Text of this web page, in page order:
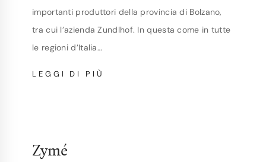
importanti produttori della provincia di Bolzano,
tra cui l’azienda Zundlhof. In questa come in tutte
le regioni d’Italia…
LEGGI DI PIÙ
Zymé